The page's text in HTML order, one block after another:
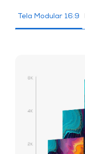
Tela Modular 16:9